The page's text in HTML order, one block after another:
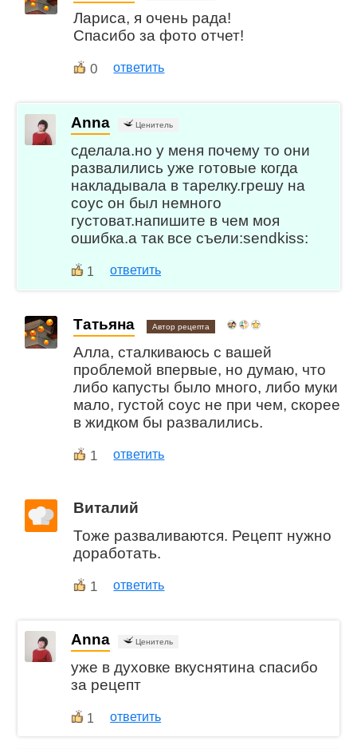
Лариса, я очень рада!
Спасибо за фото отчет!
0 ответить
Anna Ценитель
сделала.но у меня почему то они
развалились уже готовые когда
накладывала в тарелку.грешу на
соус он был немного
густоват.напишите в чем моя
ошибка.а так все съели:sendkiss:
1 ответить
Татьяна Автор рецепта
Алла, сталкиваюсь с вашей
проблемой впервые, но думаю, что
либо капусты было много, либо муки
мало, густой соус не при чем, скорее
в жидком бы развалились.
1 ответить
Виталий
Тоже разваливаются. Рецепт нужно
доработать.
1 ответить
Anna Ценитель
уже в духовке вкуснятина спасибо
за рецепт
1 ответить